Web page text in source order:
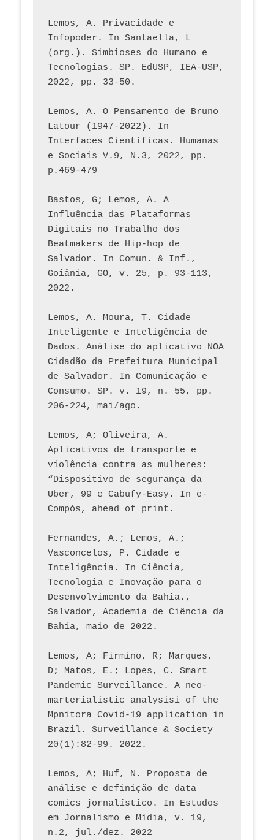
Lemos, A. Privacidade e
Infopoder. In Santaella, L
(org.). Simbioses do Humano e
Tecnologias. SP. EdUSP, IEA-USP,
2022, pp. 33-50.
Lemos, A. O Pensamento de Bruno
Latour (1947-2022). In
Interfaces Científicas. Humanas
e Sociais V.9, N.3, 2022, pp.
p.469-479
Bastos, G; Lemos, A. A
Influência das Plataformas
Digitais no Trabalho dos
Beatmakers de Hip-hop de
Salvador. In Comun. & Inf.,
Goiânia, GO, v. 25, p. 93-113,
2022.
Lemos, A. Moura, T. Cidade
Inteligente e Inteligência de
Dados. Análise do aplicativo NOA
Cidadão da Prefeitura Municipal
de Salvador. In Comunicação e
Consumo. SP. v. 19, n. 55, pp.
206-224, mai/ago.
Lemos, A; Oliveira, A.
Aplicativos de transporte e
violência contra as mulheres:
“Dispositivo de segurança da
Uber, 99 e Cabufy-Easy. In e-
Compós, ahead of print.
Fernandes, A.; Lemos, A.;
Vasconcelos, P. Cidade e
Inteligência. In Ciência,
Tecnologia e Inovação para o
Desenvolvimento da Bahia.,
Salvador, Academia de Ciência da
Bahia, maio de 2022.
Lemos, A; Firmino, R; Marques,
D; Matos, E.; Lopes, C. Smart
Pandemic Surveillance. A neo-
marterialistic analysisi of the
Mpnitora Covid-19 application in
Brazil. Surveillance & Society
20(1):82-99. 2022.
Lemos, A; Huf, N. Proposta de
análise e definição de data
comics jornalístico. In Estudos
em Jornalismo e Mídia, v. 19,
n.2, jul./dez. 2022